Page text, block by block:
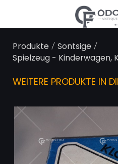
Produkte/Sontsige/
Spielzeug - Kinderwagen,
WEITERE PRODUKTE IN